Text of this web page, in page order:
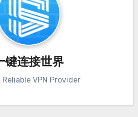
键连接世界
Reliable VPN Provider